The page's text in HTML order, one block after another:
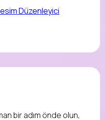
Düzenleyici
bir adım önde olun,